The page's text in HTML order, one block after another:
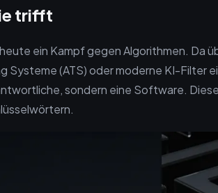
trifft
ein Kampf gegen Algorithmen. Da
Systeme (ATS) oder moderne KI-Filter
sondern eine Software.